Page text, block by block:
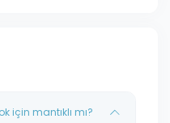
için mantıklı mı?